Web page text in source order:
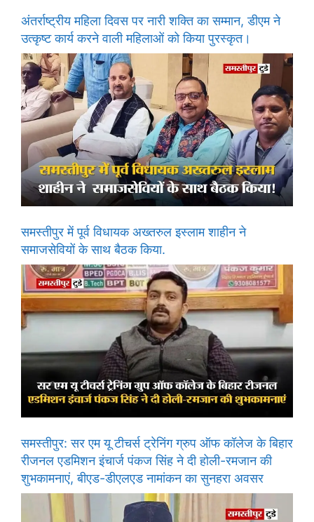
अंतर्राष्ट्रीय महिला दिवस पर नारी शक्ति का सम्मान, डीएम ने
उत्कृष्ट कार्य करने वाली महिलाओं को किया पुरस्कृत।
समस्तीपुर में पूर्व विधायक अख्तरुल इस्लाम शाहीन ने
समाजसेवियों के साथ बैठक किया.
समस्तीपुर: सर एम यू टीचर्स ट्रेनिंग ग्रुप ऑफ कॉलेज के बिहार
रीजनल एडमिशन इंचार्ज पंकज सिंह ने दी होली-रमजान की
शुभकामनाएं, बीएड-डीएलएड नामांकन का सुनहरा अवसर